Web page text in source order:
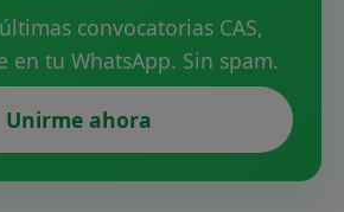
convocatorias CAS,
en tu WhatsApp. Sin spam.
Unirme ahora